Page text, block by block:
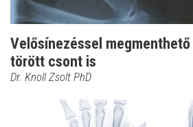
Velősínezéssel
törött csont is
Dr. Knoll Zsolt PhD